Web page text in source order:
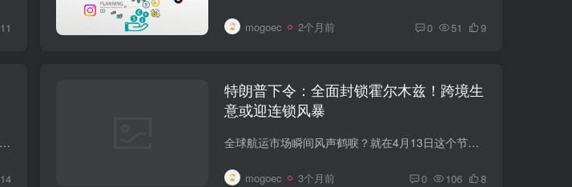
11 mogoec 2个月前 0 51 9
好不容易把独立站建起来，花了大半年时间优化Listing、堆关键词、砸广告，结果谷歌流量就是上不去，跳出率居高不下，转化像挤牙膏一样……很多操盘过亚马逊又转战自建站的卖家，都在这个节点卡...
14
特朗普下令：全面封锁霍尔木兹！跨境生
意或迎连锁风暴
全球航运市场瞬间风声鹤唳？就在4月13日这个节点，美国中央司令部正式宣布：从美国东部时间上午10点（格林尼治时间14点）起，对伊朗所有港口实施海上封锁，范围覆盖阿拉伯湾和阿曼湾全部进出船...
mogoec 3个月前 0 106 8